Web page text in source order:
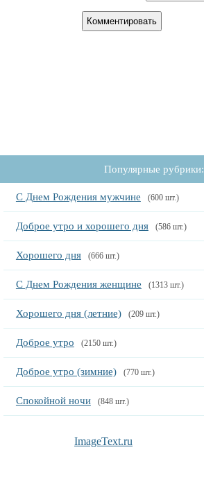
Популярные рубрики:
С Днем Рождения мужчине (600 шт.)
Доброе утро и хорошего дня (586 шт.)
Хорошего дня (666 шт.)
С Днем Рождения женщине (1313 шт.)
Хорошего дня (летние) (209 шт.)
Доброе утро (2150 шт.)
Доброе утро (зимние) (770 шт.)
Спокойной ночи (848 шт.)
ImageText.ru